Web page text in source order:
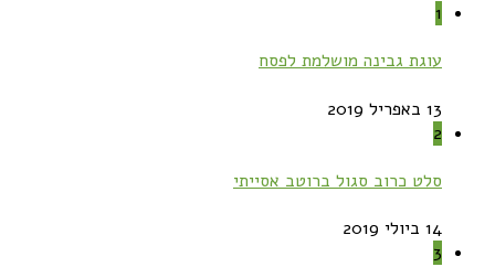
1
עוגת גבינה מושלמת לפסח
13 באפריל 2019
2
סלט כרוב סגול ברוטב אסייתי
14 ביולי 2019
3